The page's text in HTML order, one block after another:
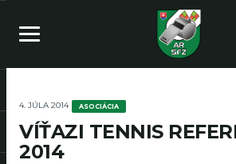
4. JÚLA 2014 ASOCIÁCIA
VÍŤAZI TENNIS
2014